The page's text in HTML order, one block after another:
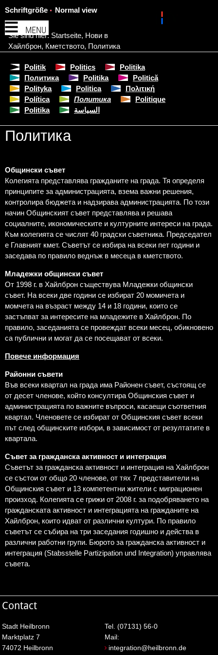
MENU
Schriftgröße Normal view
Sie sind hier: Startseite, Нови в
Хайлброн, Кметството, Политика
Politik Politics
Politika
Политика
Politika
Politică
Polityka
Politica
Πολιτική
Política
Политика
Politique
Politika
السياسة
Политика
Общински съвет
Колегията представлява гражданите на града. Тя определя
принципите за администрацията, взема важни решения,
контролира бюджета и надзирава администрацията. По този
начин Общинският съвет представлява и решава
социалните, икономическите и културните интереси на града.
Към колегията се числят 40 градски съветника. Председател
е Главният кмет. Съветът се избира на всеки пет години и
заседава по правило веднъж в месеца в кметството.
Младежки общински съвет
От 1998 г. в Хайлброн съществува Младежки общински
съвет. На всеки две години се избират 20 момичета и
момчета на възраст между 14 и 18 години, които се
застъпват за интересите на младежите в Хайлброн. По
правило, заседанията се провеждат всеки месец, обикновено
са публични и могат да се посещават от всеки.
Повече информация
Районни съвети
Във всеки квартал на града има Районен съвет, състоящ се
от десет членове, който консултира Общинския съвет и
администрацията по важните въпроси, касаещи съответния
квартал. Членовете се избират от Общинския съвет всеки
път след общинските избори, в зависимост от резултатите в
квартала.
Съвет за гражданска активност и интеграция
Съветът за гражданска активност и интеграция на Хайлброн
се състои от общо 20 членове, от тях 7 представители на
Общинския съвет и 13 компетентни жители с миграционен
произход. Колегията се грижи от 2008 г. за подобряването на
гражданската активност и интеграцията на гражданите на
Хайлброн, които идват от различни култури. По правило
съветът се събира на три заседания годишно и действа в
различни работни групи. Бюрото за гражданска активност и
интеграция (Stabsstelle Partizipation und Integration) управлява
съвета.
Contact
Stadt Heilbronn
Marktplatz 7
74072 Heilbronn
Tel. (07131) 56-0
Mail:
integration@heilbronn.de